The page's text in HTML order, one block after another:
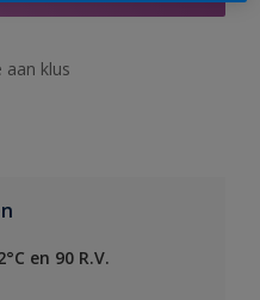
aan klus
en 90 R.V.